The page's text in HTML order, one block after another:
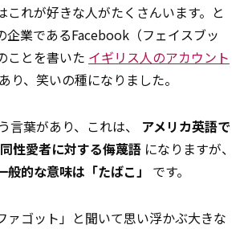
これが好きな人がたくさんいます。と
企業であるFacebook（フェイスブッ
ことを書いた イギリス人のアカウント
り、笑いの種になりました。
言葉があり、これは、 アメリカ英語で
性愛者に対する侮蔑語 になりますが、
的な意味は「たばこ」
です。
ァゴット」と聞いて思い浮かぶ大きな